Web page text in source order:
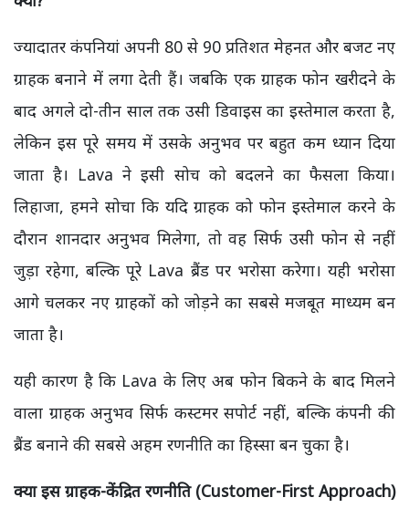
ज्यादातर कंपनियां अपनी 80 से 90 प्रतिशत मेहनत और बजट नए
ग्राहक बनाने में लगा देती हैं।जबकि एक ग्राहक फोन खरीदने के
बाद अगले दो-तीन साल तक उसी डिवाइस का इस्तेमाल करता है,
लेकिन इस पूरे समय में उसके अनुभव पर बहुत कम ध्यान दिया
जाता है। Lava ने इसी सोच को बदलने का फैसला किया।
लिहाजा, हमने सोचा कि यदि ग्राहक को फोन इस्तेमाल करने के
दौरान शानदार अनुभव मिलेगा, तो वह सिर्फ उसी फोन से नहीं
जुड़ा रहेगा, बल्कि पूरे Lava ब्रैंड पर भरोसा करेगा। यही भरोसा
आगे चलकर नए ग्राहकों को जोड़ने का सबसे मजबूत माध्यम बन
जाता है।
यही कारण है कि Lava के लिए अब फोन बिकने के बाद मिलने
वाला ग्राहक अनुभव सिर्फ कस्टमर सपोर्ट नहीं, बल्कि कंपनी की
ब्रैंड बनाने की सबसे अहम रणनीति का हिस्सा बन चुका है।
क्या इस ग्राहक-केंद्रित रणनीति (Customer-First Approach)